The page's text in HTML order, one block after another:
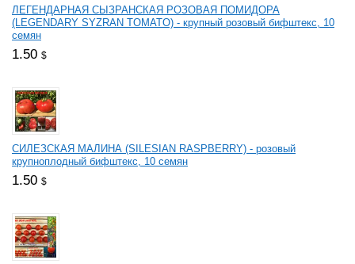
ЛЕГЕНДАРНАЯ СЫЗРАНСКАЯ РОЗОВАЯ ПОМИДОРА
(LEGENDARY SYZRAN TOMATO) - крупный розовый бифштекс, 10
семян
1.50 $
СИЛЕЗСКАЯ МАЛИНА (SILESIAN RASPBERRY) - розовый
крупноплодный бифштекс, 10 семян
1.50 $